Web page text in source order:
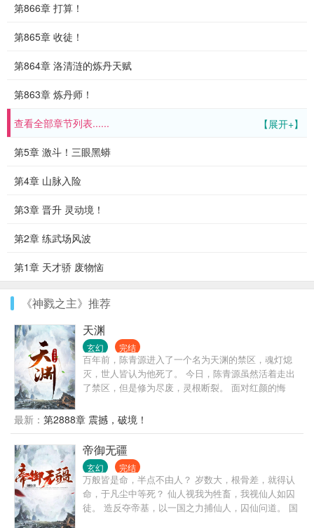
第866章 打算！
第865章 收徒！
第864章 洛清涟的炼丹天赋
第863章 炼丹师！
【展开+】
查看全部章节列表......
第5章 激斗！三眼黑蟒
第4章 山脉入险
第3章 晋升 灵动境！
第2章 练武场风波
第1章 天才骄 废物恼
《神戮之主》推荐
天渊
玄幻 完结
百年前，陈青源进入了一个名为天渊的禁区，魂灯熄
灭，世人皆认为他死了。 今日，陈青源虽然活着走出
了禁区，但是修为尽废，灵根断裂。 面对红颜的悔
你两个选择：一，娶我;二......” 天渊内生活着一个红裙
姑娘，眸若星辰，声音轻柔。 “我选择二。” 没等红裙
姑娘说完话，陈青源毅然决然的做出了选择。 （主角
腹黑+无系统+幽默+传统玄幻+简介无力，请看正文）
最新： 第2888章 震撼，破境！
帝御无疆
玄幻 完结
万般皆是命，半点不由人？ 岁数大，根骨差，就得认
命，于凡尘中等死？ 仙人视我为牲畜，我视仙人如囚
徒。 造反夺帝基，以一国之力捕仙人，囚仙问道。 国